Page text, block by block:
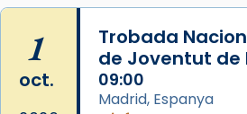
1
oct.
Trobada
de Joventut de
09:00
Madrid, Espanya